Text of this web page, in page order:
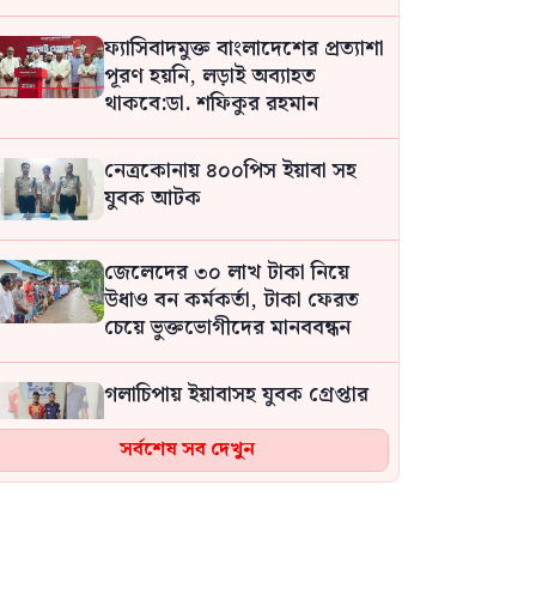
ফ্যাসিবাদমুক্ত বাংলাদেশের প্রত্যাশা
পূরণ হয়নি, লড়াই অব্যাহত
থাকবে:ডা. শফিকুর রহমান
নেত্রকোনায় ৪০০পিস ইয়াবা সহ
যুবক আটক
জেলেদের ৩০ লাখ টাকা নিয়ে
উধাও বন কর্মকর্তা, টাকা ফেরত
চেয়ে ভুক্তভোগীদের মানববন্ধন
গলাচিপায় ইয়াবাসহ যুবক গ্রেপ্তার
সর্বশেষ সব দেখুন